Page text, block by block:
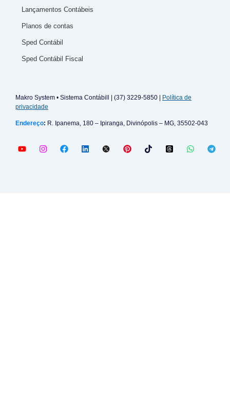
Lançamentos Contábeis
Planos de contas
Sped Contábil
Sped Contábil Fiscal
Makro System • Sistema Contábill | (37) 3229-5850 | Política de
privacidade
Endereço: R. Ipanema, 180 – Ipiranga, Divinópolis – MG, 35502-043